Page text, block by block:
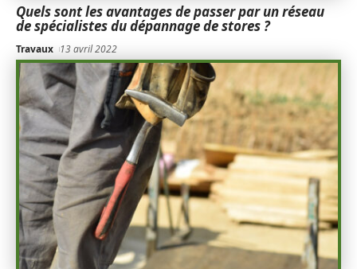
Quels sont les avantages de passer par un réseau
de spécialistes du dépannage de stores ?
Travaux 13 avril 2022